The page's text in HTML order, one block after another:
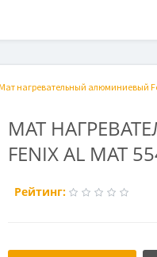
нагревательный алюминиевый
МАТ
FENIX AL MAT
Рейтинг: